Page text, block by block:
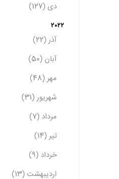
دی (127)
2022
آذر (22)
آبان (50)
مهر (48)
شهریور (31)
مرداد (7)
تیر (14)
خرداد (9)
اردیبهشت (13)